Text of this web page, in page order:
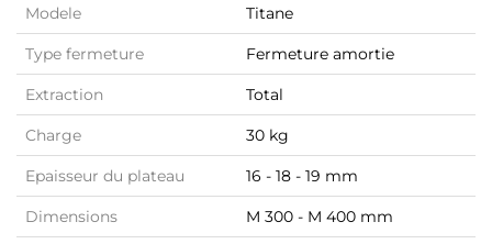
Modele Titane
Type fermeture Fermeture amortie
Extraction Total
Charge 30 kg
Epaisseur du plateau 16 - 18 - 19 mm
Dimensions M 300 - M 400 mm